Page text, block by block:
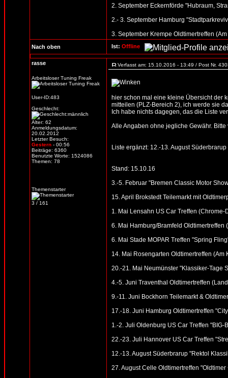
2. September Eckernförde "Hubraum,
2.- 3. September Hamburg
3. September Krempe Oldtimertreffen
Nach oben Ist: Offline
rasse
Arbeitsloser Tuning Freak
User-ID:483
Geschlecht:
Alter: 62
Anmeldungsdatum:
20.02.2012
Letzter Besuch:
Gestern - 00:56
Beiträge: 6360
Benutzte Worte: 1524086
Themen: 78
Themenstarter
3 / 161
Verfasst am: 15.10.2016 - 13:49 / Post Nr.
hier schon mal eine kleine Übersicht der
mitteilen (PLZ-Bereich 2), ich werde sie
Ich habe nichts dagegen, das die Liste
Alle Angaben ohne jegliche Gewähr.
Liste ergänzt: 12.-13. August
Stand: 15.10.16
3.-5. Februar "Bremen Classic Motor
15. April Brokstedt Teilemarkt mit
1. Mai Lensahn US Car Treffen (Chrome-
6. Mai Hamburg/Bramfeld Oldtimertreffen
6. Mai Stade MOPAR Treffen "Spring
14. Mai Rosengarten Oldtimertreffen (Am
20.-21. Mai Neumünster "Klassiker-Tage
4.-5. Juni Traventhal Oldtimertreffen
9.-11. Juni Bockhorn Teilemarkt &
17.-18. Juni Hamburg Oldtimertreffen
1.-2. Juli Oldenburg US Car Treffen
22.-23. Juli Hannover US Car Treffen
12.-13. August Süderbrarup "Rektol
27. August Celle Oldtimertreffen "Oldtimer